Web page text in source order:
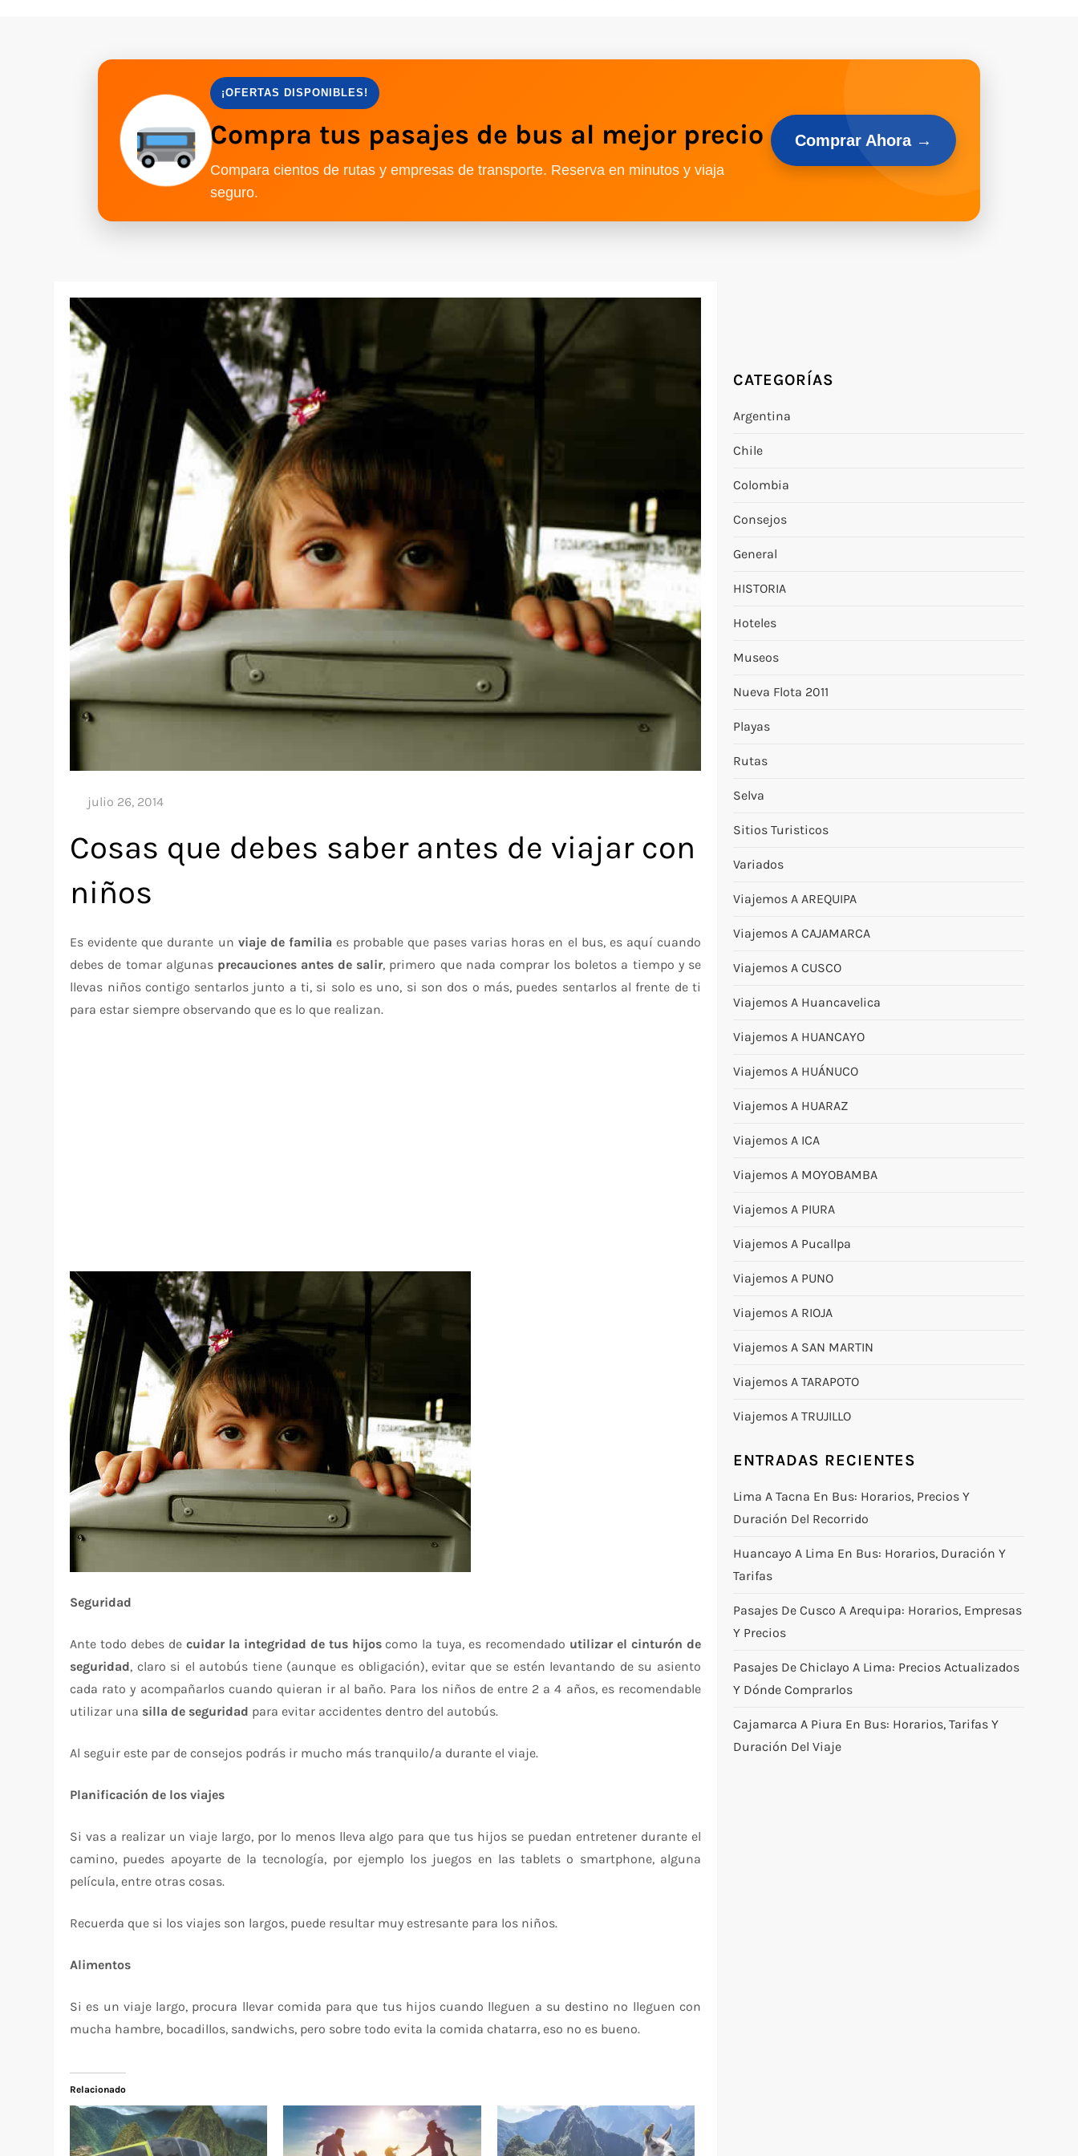
¡OFERTAS DISPONIBLES!
Compra tus pasajes de bus al mejor precio
Compara cientos de rutas y empresas de transporte. Reserva en minutos y viaja
seguro.
Comprar Ahora →
Cosas que debes saber antes de viajar con
niños
Es evidente que durante un viaje de familia es probable que pases varias horas en el bus, es aquí cuando
debes de tomar algunas precauciones antes de salir, primero que nada comprar los boletos a tiempo y se
llevas niños contigo sentarlos junto a ti, si solo es uno, si son dos o más, puedes sentarlos al frente de ti
para estar siempre observando que es lo que realizan.
Seguridad
Ante todo debes de cuidar la integridad de tus hijoscomo la tuya, es recomendado utilizar el cinturón de
seguridad, claro si el autobús tiene (aunque es obligación), evitar que se estén levantando de su asiento
cada rato y acompañarlos cuando quieran ir al baño. Para los niños de entre 2 a 4 años, es recomendable
utilizar una silla de seguridad para evitar accidentes dentro del autobús.
Al seguir este par de consejos podrás ir mucho más tranquilo/a durante el viaje.
Planificación de los viajes
Si vas a realizar un viaje largo, por lo menos lleva algo para que tus hijos se puedan entretener durante el
camino, puedes apoyarte de la tecnología, por ejemplo los juegos en las tablets o smartphone, alguna
película, entre otras cosas.
Recuerda que si los viajes son largos, puede resultar muy estresante para los niños.
Alimentos
Si es un viaje largo, procura llevar comida para que tus hijos cuando lleguen a su destino no lleguen con
mucha hambre, bocadillos, sandwichs, pero sobre todo evita la comida chatarra, eso no es bueno.
Relacionado
CATEGORÍAS
Argentina
Chile
Colombia
Consejos
General
HISTORIA
Hoteles
Museos
Nueva Flota 2011
Playas
Rutas
Selva
Sitios Turisticos
Variados
Viajemos A AREQUIPA
Viajemos A CAJAMARCA
Viajemos A CUSCO
Viajemos A Huancavelica
Viajemos A HUANCAYO
Viajemos A HUÁNUCO
Viajemos A HUARAZ
Viajemos A ICA
Viajemos A MOYOBAMBA
Viajemos A PIURA
Viajemos A Pucallpa
Viajemos A PUNO
Viajemos A RIOJA
Viajemos A SAN MARTIN
Viajemos A TARAPOTO
Viajemos A TRUJILLO
ENTRADAS RECIENTES
Lima A Tacna En Bus: Horarios, Precios Y
Duración Del Recorrido
Huancayo A Lima En Bus: Horarios, Duración Y
Tarifas
Pasajes De Cusco A Arequipa: Horarios, Empresas
Y Precios
Pasajes De Chiclayo A Lima: Precios Actualizados
Y Dónde Comprarlos
Cajamarca A Piura En Bus: Horarios, Tarifas Y
Duración Del Viaje